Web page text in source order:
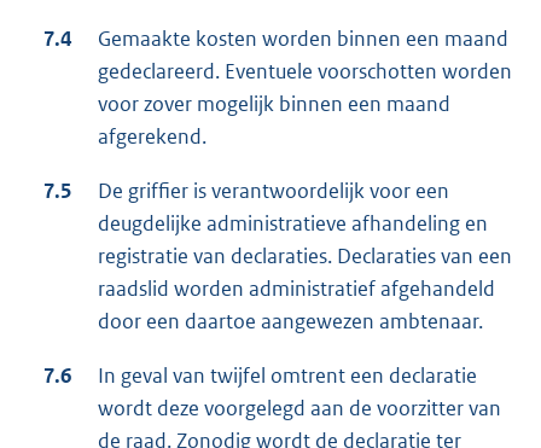
7.4
Gemaakte kosten worden binnen een maand
gedeclareerd. Eventuele voorschotten worden
voor zover mogelijk binnen een maand
afgerekend.
7.5
De griffier is verantwoordelijk voor een
deugdelijke administratieve afhandeling en
registratie van declaraties. Declaraties van een
raadslid worden administratief afgehandeld
door een daartoe aangewezen ambtenaar.
7.6
In geval van twijfel omtrent een declaratie
wordt deze voorgelegd aan de voorzitter van
de raad. Zonodig wordt de declaratie ter